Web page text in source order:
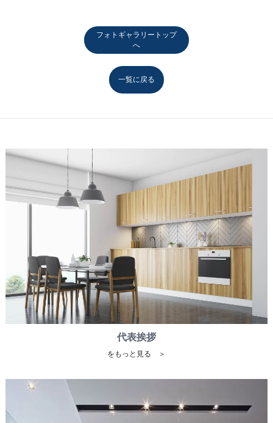
フォトギャラリートップ
へ
一覧に戻る
代表挨拶
をもっと見る ＞